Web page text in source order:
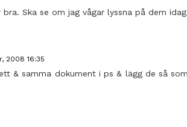
Ska se om jag vågar lyssna på dem
2008 16:35
& samma dokument i ps & lägg de så